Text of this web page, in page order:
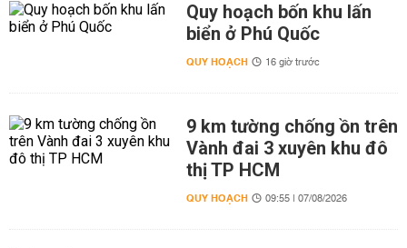
Quy hoạch bốn khu lấn
biển ở Phú Quốc
QUY HOẠCH 16 giờ trước
9 km tường chống ồn trên
Vành đai 3 xuyên khu đô
thị TP HCM
QUY HOẠCH 09:55 | 07/08/2026